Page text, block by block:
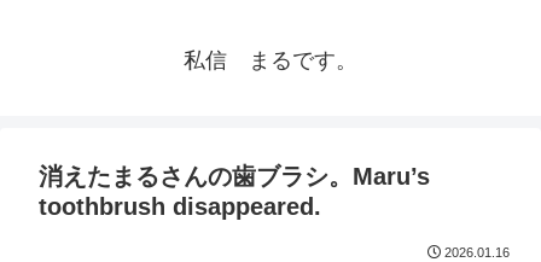
私信 まるです。
消えたまるさんの歯ブラシ。Maru’s
toothbrush disappeared.
2026.01.16